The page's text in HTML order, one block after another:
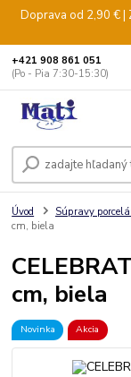
Doprava od 2,90 € |
+421 908 861 051
(Po - Pia 7:30-15:30)
Úvod Súpravy
cm, biela
cm, biela
Novinka Akcia